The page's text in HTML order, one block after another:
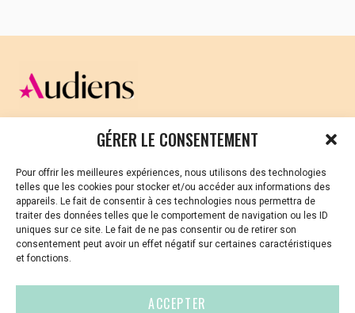
GÉRER LE CONSENTEMENT
Pour offrir les meilleures expériences, nous utilisons des technologies
telles que les cookies pour stocker et/ou accéder aux informations des
appareils. Le fait de consentir à ces technologies nous permettra de
traiter des données telles que le comportement de navigation ou les ID
uniques sur ce site. Le fait de ne pas consentir ou de retirer son
consentement peut avoir un effet négatif sur certaines caractéristiques
et fonctions.
ACCEPTER
Boquen. Ils sont frappés de voir à quel point le
personnage de Dom Alexis a laissé dans les
mémoires une trace profonde. Ils accumulent
un précieux matériau documentaire :
entretiens audio, lettres, ouvrages divers,
photos d’époque, etc. Une quinzaine d’années
passent et le projet renaît.
CELLULE D’ÉCOUTE ET DE SOUTIEN PSYCHOLOGIQUE ET
Vous avez été témoin ou vous êtes victime de VSS ? Ou
vous êtes référent·es harcèlement en besoin de soutien
ou d’informations ?
01 87 20 30 90
violences-sexuelles-culture@audiens.org